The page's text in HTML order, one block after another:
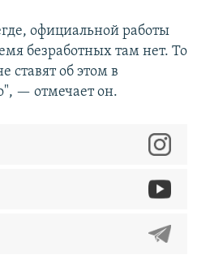
официальной работы
безработных там нет. То
ставят об этом в
— отмечает он.